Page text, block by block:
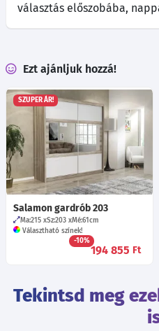
választás előszobába,
Ezt ajánljuk hozzá!
SZUPER ÁR!
Salamon gardrób 203
Ma:215 Sz:203 Mé:61cm
Választható színek!
-10%
194 855 Ft
Tekintsd meg